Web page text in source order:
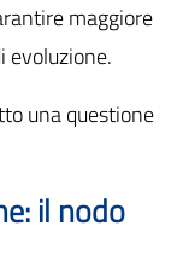
maggiore
evoluzione.
una questione
il nodo